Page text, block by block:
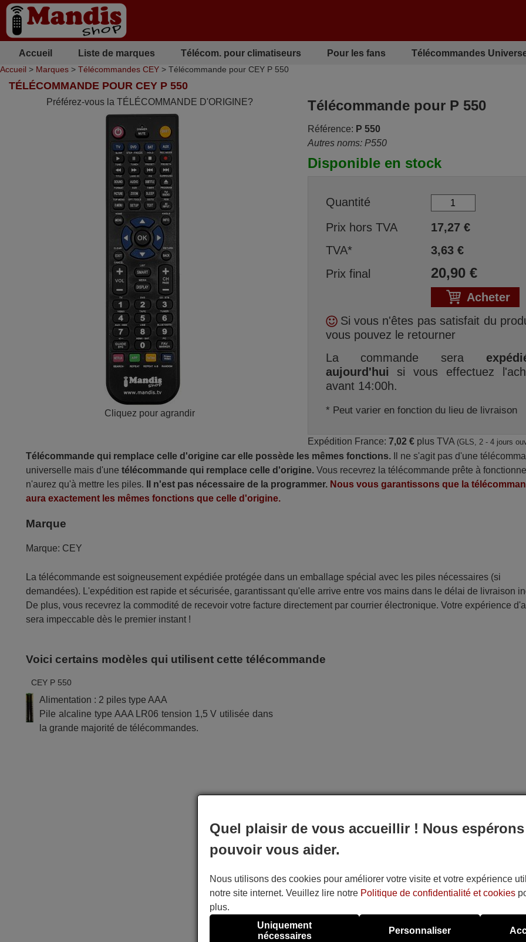
Accueil Liste de marques Télécom. pour climatiseurs Pour les fans Télécommandes
Accueil > Marques > Télécommandes CEY > Télécommande pour CEY P 550
TÉLÉCOMMANDE POUR CEY P 550
Préférez-vous la TÉLÉCOMMANDE D'ORIGINE?
Cliquez pour agrandir
Télécommande pour P 550
Référence: P 550
Autres noms: P550
Disponible en stock
Quantité
Prix hors TVA
17,27€
TVA*
3,63€
Prix final
20,90€
Acheter
Si vous n'êtes pas satisfait du
vous pouvez le retourner
La commande sera
aujourd'hui si vous effectuez
avant 14:00h.
* Peut varier en fonction du lieu de livraison
Expédition France: 7,02 €plus TVA (GLS, 2 - 4 jours
Télécommande qui remplace celle d'origine car elle possède les mêmes fonctions. Il ne s'agit pas d'une
universelle mais d'unetélécommande qui remplace celle d'origine. Vous recevrez la télécommande prête à
n'aurez qu'à mettre les piles.
Il n'est pas nécessaire de la programmer. Nous vous garantissons que la
aura exactement les mêmes fonctions que celle d'origine.
Marque
Marque: CEY
La télécommande est soigneusement expédiée protégée dans un emballage spécial avec les piles nécessaires (si
demandées). L'expédition est rapide et sécurisée, garantissant qu'elle arrive entre vos mains dans le délai de livraison
De plus, vous recevrez la commodité de recevoir votre facture directement par courrier électronique. Votre expérience
sera impeccable dès le premier instant !
Voici certains modèles qui utilisent cette télécommande
CEY P 550
Alimentation : 2 piles type AAA
Pile alcaline type AAA LR06 tension 1,5 V utilisée dans
la grande majorité de télécommandes.
Quel plaisir de vous accueillir ! Nous espérons
pouvoir vous aider.
Nous utilisons des cookies pour améliorer votre visite et votre expérience
notre site internet. Veuillez lire notre Politique de confidentialité et cookies
plus.
Uniquement
nécessaires
Personnaliser